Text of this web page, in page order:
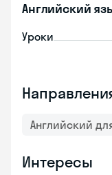
Английский
Уроки
Английский
Интересы